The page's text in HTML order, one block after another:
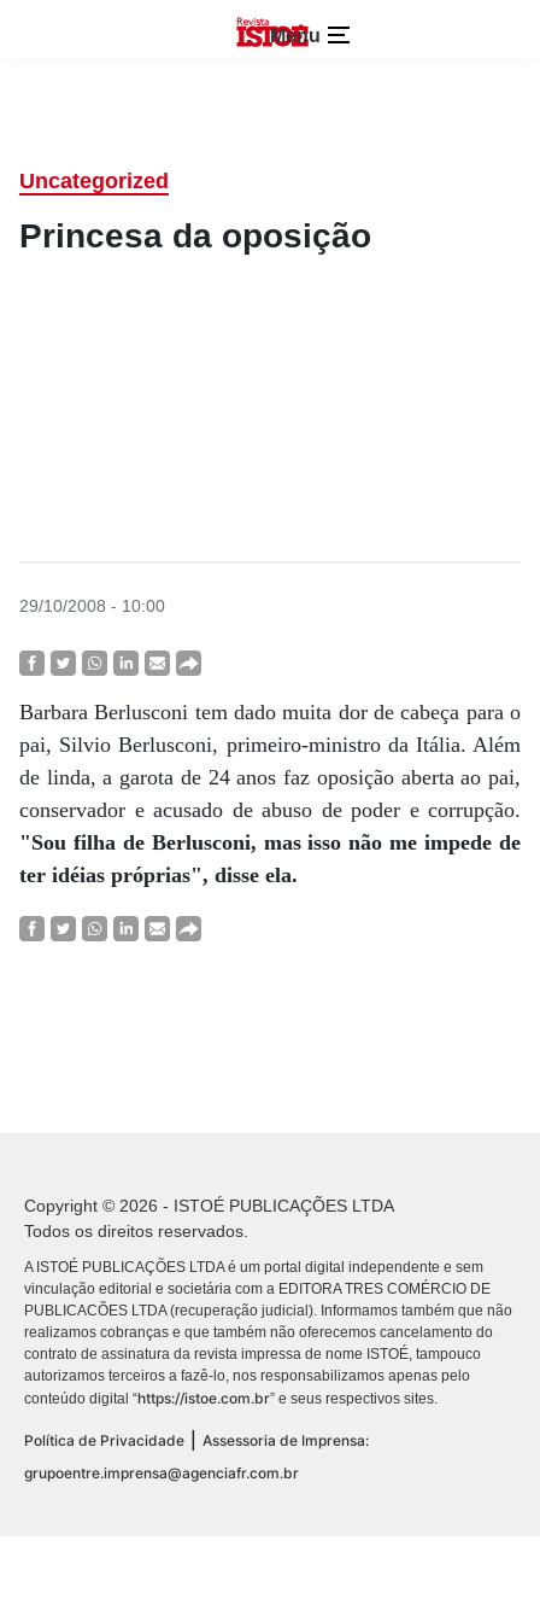
Menu
Uncategorized
Princesa da oposição
29/10/2008 - 10:00
Barbara Berlusconi tem dado muita dor de cabeça para o
pai, Silvio Berlusconi, primeiro-ministro da Itália. Além
de linda, a garota de 24 anos faz oposição aberta ao pai,
conservador e acusado de abuso de poder e corrupção.
"Sou filha de Berlusconi, mas isso não me impede de
ter idéias próprias", disse ela.
Copyright © 2026 - ISTOÉ PUBLICAÇÕES LTDA
Todos os direitos reservados.
A ISTOÉ PUBLICAÇÕES LTDA é um portal digital independente e sem
vinculação editorial e societária com a EDITORA TRES COMÉRCIO DE
PUBLICACÕES LTDA (recuperação judicial). Informamos também que não
realizamos cobranças e que também não oferecemos cancelamento do
contrato de assinatura da revista impressa de nome ISTOÉ, tampouco
autorizamos terceiros a fazê-lo, nos responsabilizamos apenas pelo
conteúdo digital “https://istoe.com.br” e seus respectivos sites.
Política de Privacidade
Assessoria de Imprensa:
grupoentre.imprensa@agenciafr.com.br